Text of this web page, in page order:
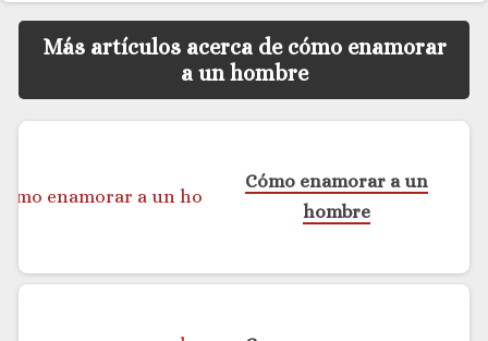
Más artículos acerca de cómo enamorar
a un hombre
Cómo enamorar a un
hombre